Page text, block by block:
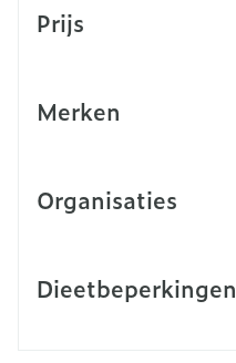
Prijs
Merken
Organisaties
Dieetbeperkingen